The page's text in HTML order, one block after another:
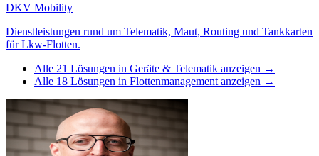
DKV Mobility
Dienstleistungen rund um Telematik, Maut, Routing und Tankkarten
für Lkw-Flotten.
Alle 21 Lösungen in Geräte & Telematik anzeigen →
Alle 18 Lösungen in Flottenmanagement anzeigen →